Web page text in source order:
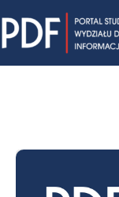
to
content